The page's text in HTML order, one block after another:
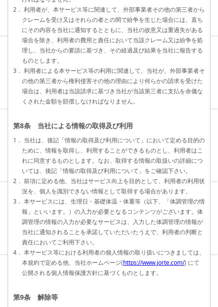
2． 利用者が、本サービス等に関連して、外部事業者その他の第三者から
クレームを受け又はそれらの者との間で紛争を生じた場合には、直ち
にその内容を当社に通知するとともに、当社の故意又は重過失がある
場合を除き、利用者の費用と責任において当該クレーム又は紛争を処
理し、当社からの要請に基づき、その経過及び結果を当社に報告する
ものとします。
3． 利用者による本サービス等の利用に関連して、当社が、外部事業者そ
の他の第三者から権利侵害その他の理由により何らかの請求を受けた
場合は、利用者は当該請求に基づき当社が当該第三者に支払を余儀な
くされた金額を賠償しなければなりません。
第8条 当社による情報の取得及び利用
1． 当社は、後記「情報の取得及び利用について」において定める目的の
ために、情報を取得し、利用することができるものとし、利用者はこ
れに同意するものとします。なお、取得する情報の取扱いの詳細につ
いては、後記「情報の取得及び利用について」をご確認下さい。
2． 前項に定める他、当社はサービス向上を目的として、利用者の利用状
況を、個人を識別できない情報として取得する場合があります。
3． 本サービスには、生理日・基礎体温・体重等（以下、「体調管理の情
報」といいます。）の入力が必要となるコンテンツがございます。体
調管理の情報の入力が必要なサービスは、入力した体調管理の情報が
当社に通知されることを承諾していただいたうえで、利用者の判断と
責任においてご利用下さい。
4． 本サービス等における利用者の個人情報の取り扱いにつきましては、
本規約で定める他、当社ホームページ(https://www.jorte.com/) にて
公開される個人情報保護方針に基づくものとします。
第9条 解除等